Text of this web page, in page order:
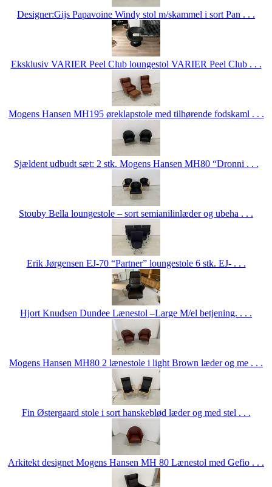
Designer:Gijs Papavoine Windy stol m/skammel i sort Pan . . .
Eksklusiv VARIER Peel Club loungestol VARIER Peel Club . . .
Mogens Hansen MH195 øreklapstole med tilhørende fodskaml . . .
Sjældent udbudt sæt: 2 stk. Mogens Hansen MH80 “Dronni . . .
Stouby Bella loungestole – sort semianilinlæder og ubeha . . .
Erik Jørgensen EJ-70 “Partner” loungestole 6 stk. EJ- . . .
Hjort Knudsen Dundee Lænestol –Large M/el betjening. . . .
Mogens Hansen MH80 2 lænestole i light Brown læder og me . . .
Fin Østergaard stole i sort hanskeblød læder og med stel . . .
Arkitekt designet Mogens Hansen MH 80 Lænestol med Gefio . . .